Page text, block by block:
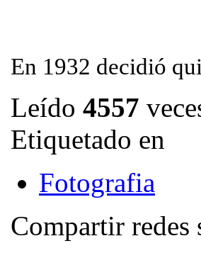
En 1932 decidió
Leído 4557
Etiquetado en
Fotografia
Compartir redes